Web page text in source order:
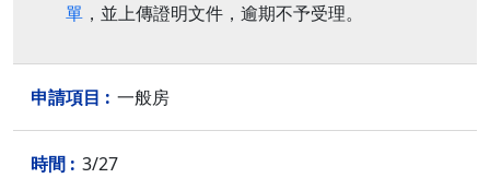
單 ，並上傳證明文件，逾期不予受理。
一般房
3/27